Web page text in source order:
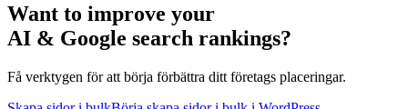
Want to improve your
AI & Google search rankings?
Få verktygen för att börja förbättra ditt företags placeringar.